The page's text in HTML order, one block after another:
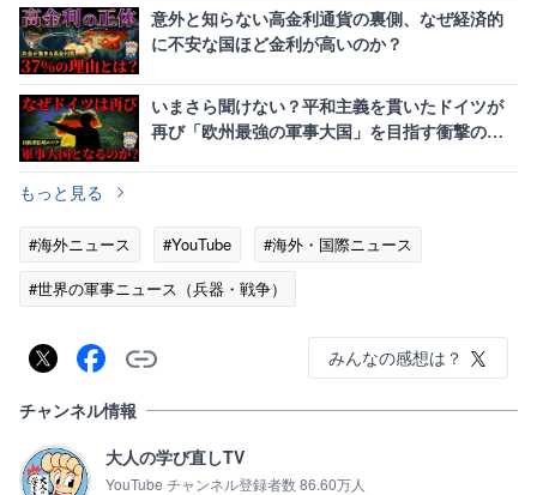
意外と知らない高金利通貨の裏側、なぜ経済的
に不安な国ほど金利が高いのか？
いまさら聞けない？平和主義を貫いたドイツが
再び「欧州最強の軍事大国」を目指す衝撃の理
もっと見る
#海外ニュース #YouTube
#海外・国際ニュース
#世界の軍事ニュース（兵器・戦争）
みんなの感想は？
チャンネル情報
大人の学び直しTV
YouTube チャンネル登録者数 86.60万人